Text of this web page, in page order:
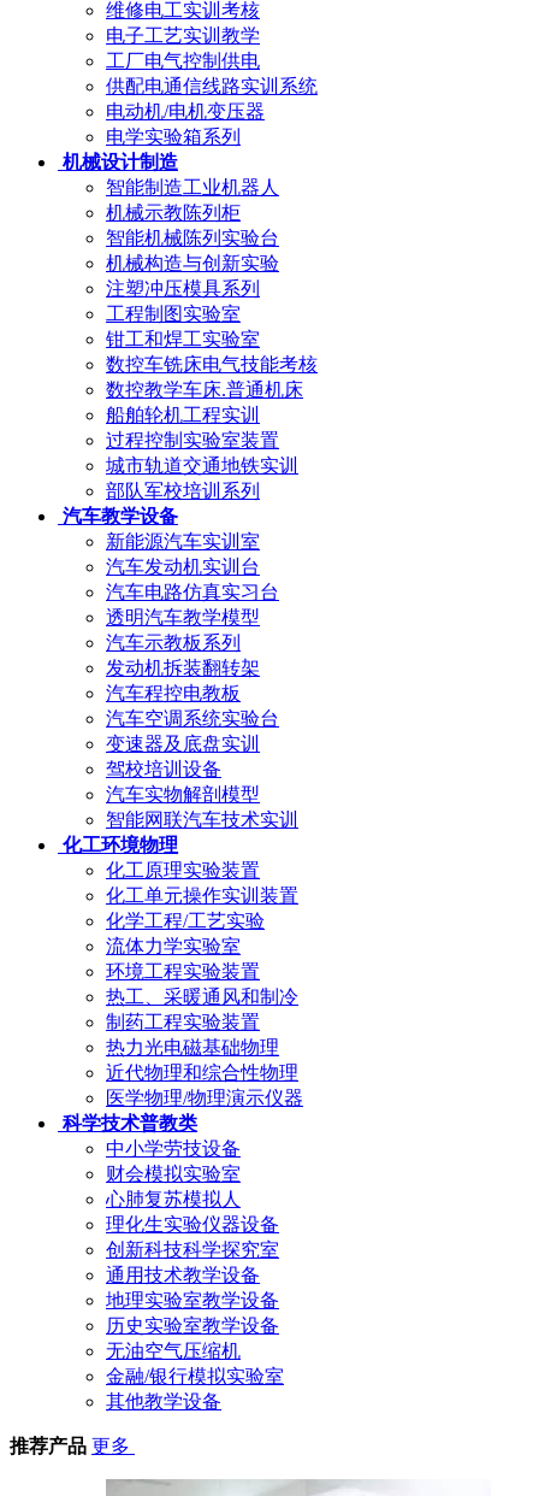
维修电工实训考核
电子工艺实训教学
工厂电气控制供电
供配电通信线路实训系统
电动机/电机变压器
电学实验箱系列
机械设计制造
智能制造工业机器人
机械示教陈列柜
智能机械陈列实验台
机械构造与创新实验
注塑冲压模具系列
工程制图实验室
钳工和焊工实验室
数控车铣床电气技能考核
数控教学车床.普通机床
船舶轮机工程实训
过程控制实验室装置
城市轨道交通地铁实训
部队军校培训系列
汽车教学设备
新能源汽车实训室
汽车发动机实训台
汽车电路仿真实习台
透明汽车教学模型
汽车示教板系列
发动机拆装翻转架
汽车程控电教板
汽车空调系统实验台
变速器及底盘实训
驾校培训设备
汽车实物解剖模型
智能网联汽车技术实训
化工环境物理
化工原理实验装置
化工单元操作实训装置
化学工程/工艺实验
流体力学实验室
环境工程实验装置
热工、采暖通风和制冷
制药工程实验装置
热力光电磁基础物理
近代物理和综合性物理
医学物理/物理演示仪器
科学技术普教类
中小学劳技设备
财会模拟实验室
心肺复苏模拟人
理化生实验仪器设备
创新科技科学探究室
通用技术教学设备
地理实验室教学设备
历史实验室教学设备
无油空气压缩机
金融/银行模拟实验室
其他教学设备
推荐产品 更多